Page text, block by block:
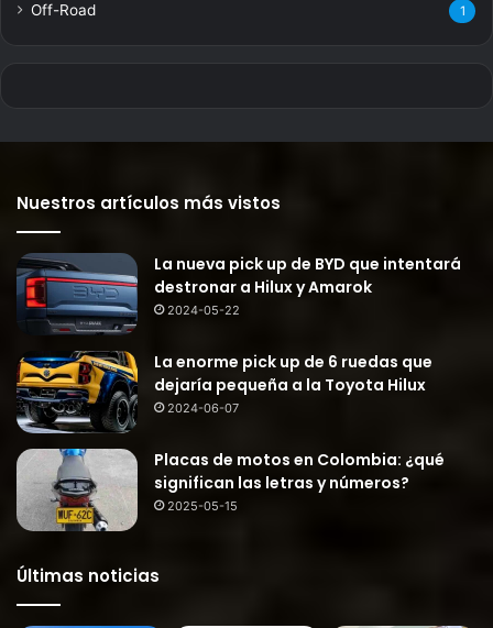
Off-Road 1
Nuestros artículos más vistos
La nueva pick up de BYD que intentará
destronar a Hilux y Amarok
2024-05-22
La enorme pick up de 6 ruedas que
dejaría pequeña a la Toyota Hilux
2024-06-07
Placas de motos en Colombia: ¿qué
significan las letras y números?
2025-05-15
Últimas noticias